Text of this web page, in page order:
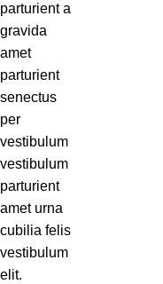
parturient a
gravida
amet
parturient
senectus
per
vestibulum
vestibulum
parturient
amet urna
cubilia felis
vestibulum
elit.